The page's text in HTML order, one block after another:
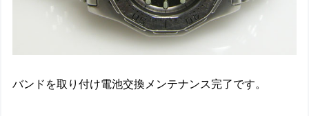
バンドを取り付け電池交換メンテナンス完了です。